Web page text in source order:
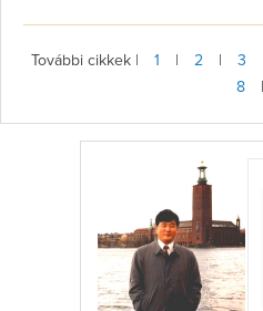
További cikkek | 1 2 3
8